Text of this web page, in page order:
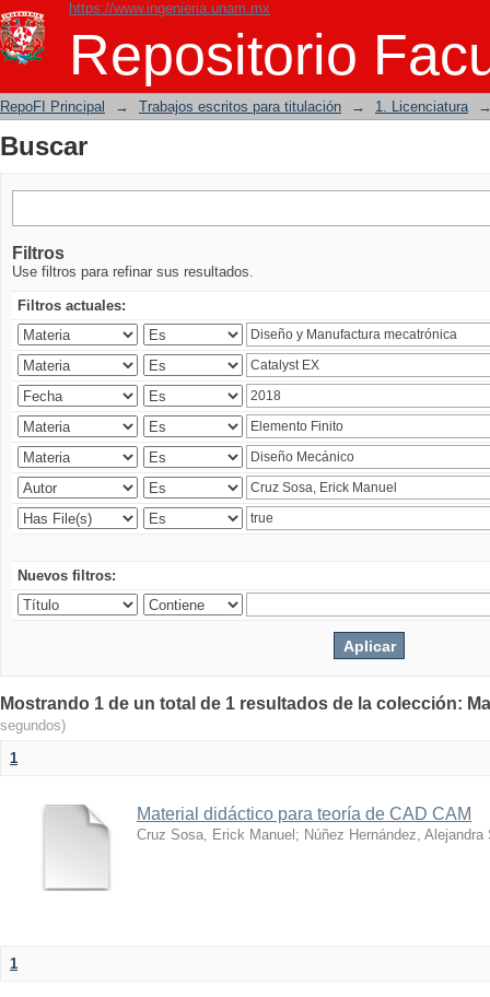
https://www.ingenieria.unam.mx
Repositorio
Buscar
RepoFI Principal → Trabajos escritos para titulación → 1. Licenciatura
Buscar
Filtros
Use filtros para refinar sus resultados.
Filtros actuales:
Nuevos filtros:
Mostrando 1 de un total de 1 resultados de la colección:
segundos)
1
Material didáctico para teoría de CAD CAM
Cruz Sosa, Erick Manuel ; Núñez Hernández, Alejandra
1